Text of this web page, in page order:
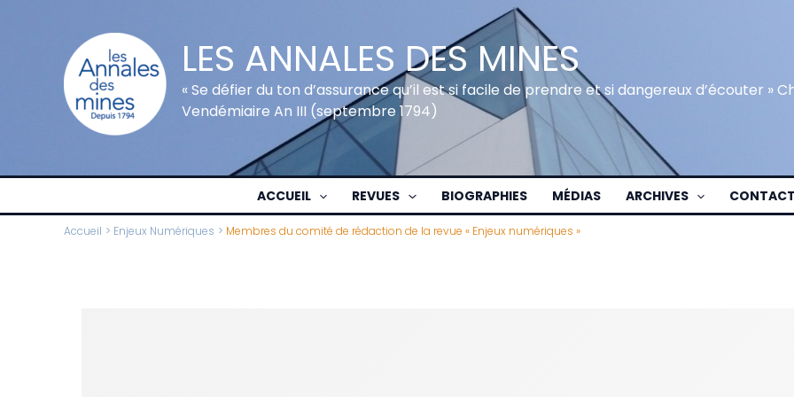
LES ANNALES DES MINES
« Se défier du ton d’assurance qu’il est si facile de prendre et si dangereux d’écouter »
Vendémiaire An III (septembre 1794)
ACCUEIL REVUES BIOGRAPHIES MÉDIAS ARCHIVES CONTACT
Accueil Enjeux Numériques Membres du comité de rédaction de la revue « Enjeux numériques »